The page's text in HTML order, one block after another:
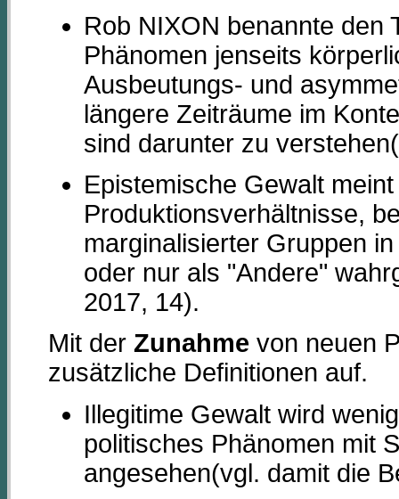
Rob NIXON benannte den
Phänomen jenseits
Ausbeutungs- und
längere Zeiträume im
sind darunter zu
Epistemische Gewalt
Produktionsverhältnisse,
marginalisierter Gruppen
oder nur als "Andere"
2017, 14).
Mit der Zunahme von neuen
zusätzliche Definitionen auf.
Illegitime Gewalt wird
politisches Phänomen mit
angesehen(vgl. damit die